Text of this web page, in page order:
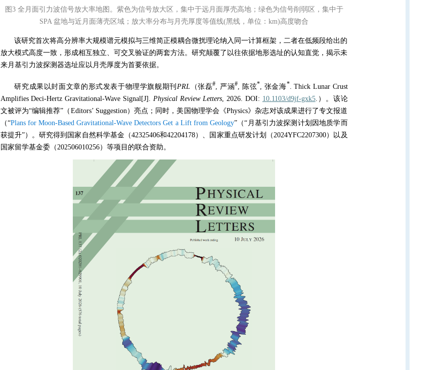
图3 全月面引力波信号放大率地图。紫色为信号放大区，集中于远月面厚壳高地；绿色为信号削弱区，集中于
SPA 盆地与近月面薄壳区域；放大率分布与月壳厚度等值线(黑线，单位：km)高度吻合
该研究首次将高分辨率大规模谱元模拟与三维简正模耦合微扰理论纳入同一计算框架，二者在低频段给出的
放大模式高度一致，形成相互独立、可交叉验证的两套方法。研究颠覆了以往依据地形选址的认知直觉，揭示未
来月基引力波探测器选址应以月壳厚度为首要依据。
研究成果以封面文章的形式发表于物理学旗舰期刊 PRL （张磊#, 严涵#, 陈弦*, 张金海*. Thick Lunar Crust
Amplifies Deci-Hertz Gravitational-Wave Signal[J].Physical Review Letters, 2026. DOI: 10.1103/d9jf-gxk5.）。该论
文被评为“编辑推荐”（Editors’ Suggestion）亮点；同时，美国物理学会《Physics》杂志对该成果进行了专文报道
（“Plans for Moon-Based Gravitational-Wave Detectors Get a Lift from Geology”（“月基引力波探测计划因地质学而
获提升”）。研究得到国家自然科学基金（42325406和42204178）、国家重点研发计划（2024YFC2207300）以及
国家留学基金委（202506010256）等项目的联合资助。